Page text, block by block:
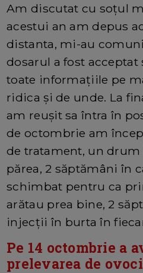
Am discutat cu soțul
acestui an am depus
distanta, mi-au
dosarul a fost acceptat
toate informațiile pe
ridica și de unde. La
am reușit sa întra în
de octombrie am
de tratament, un drum
părea, 2 săptămâni în
schimbat pentru ca
arătau prea bine, 2
injecții în burta în
Pe 14 octombrie a
prelevarea de